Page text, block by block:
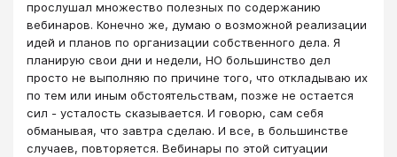
прослушал множество полезных по содержанию
вебинаров. Конечно же, думаю о возможной реализации
идей и планов по организации собственного дела. Я
планирую свои дни и недели, НО большинство дел
просто не выполняю по причине того, что откладываю их
по тем или иным обстоятельствам, позже не остается
сил - усталость сказывается. И говорю, сам себя
обманывая, что завтра сделаю. И все, в большинстве
случаев, повторяется. Вебинары по этой ситуации